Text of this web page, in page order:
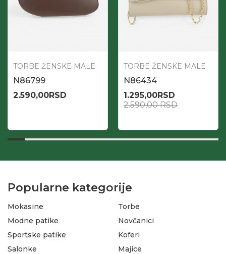
TORBE ŽENSKE MALE
N86799
2.590,00RSD
TORBE ŽENSKE MALE
N86434
1.295,00RSD
2.590,00RSD
Popularne kategorije
Mokasine
Modne patike
Sportske patike
Salonke
Torbe
Novčanici
Koferi
Majice